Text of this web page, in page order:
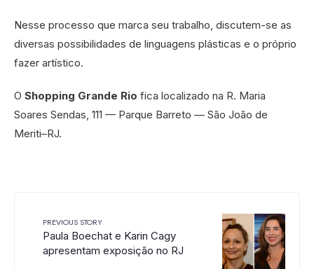
Nesse processo que marca seu trabalho, discutem-se as
diversas possibilidades de linguagens plásticas e o próprio
fazer artístico.
O Shopping Grande Rio fica localizado na R. Maria
Soares Sendas, 111 — Parque Barreto — São João de
Meriti–RJ.
PREVIOUS STORY
Paula Boechat e Karin Cagy
apresentam exposição no RJ